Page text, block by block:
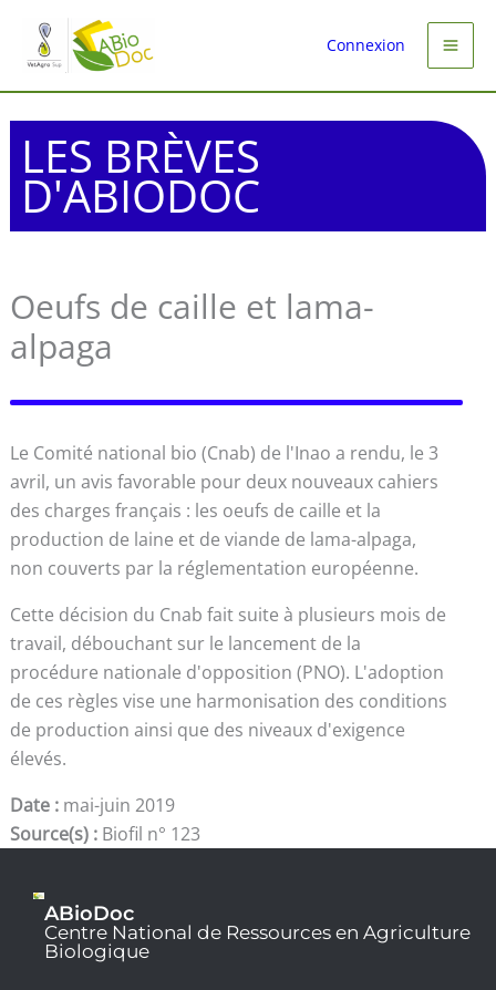
contenu
Connexion
LES BRÈVES
D'ABIODOC
Oeufs de caille et lama-
alpaga
Le Comité national bio (Cnab) de l'Inao a rendu, le 3
avril, un avis favorable pour deux nouveaux cahiers
des charges français : les oeufs de caille et la
production de laine et de viande de lama-alpaga,
non couverts par la réglementation européenne.
Cette décision du Cnab fait suite à plusieurs mois de
travail, débouchant sur le lancement de la
procédure nationale d'opposition (PNO). L'adoption
de ces règles vise une harmonisation des conditions
de production ainsi que des niveaux d'exigence
élevés.
Date : mai-juin 2019
Source(s) : Biofil n° 123
ABioDoc
Centre National de Ressources en Agriculture
Biologique